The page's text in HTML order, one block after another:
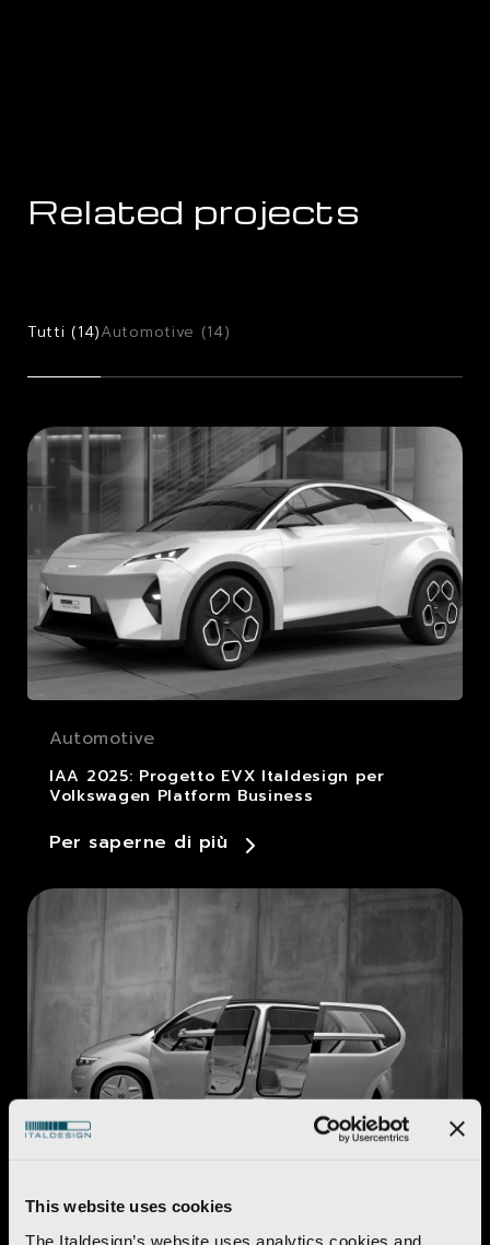
This website uses cookies
The Italdesign’s website uses analytics cookies and,
Related projects
Tutti (14)Automotive (14)
Automotive
IAA 2025: Progetto EVX Italdesign per
Volkswagen Platform Business
Per saperne di più
Automotive
Go!